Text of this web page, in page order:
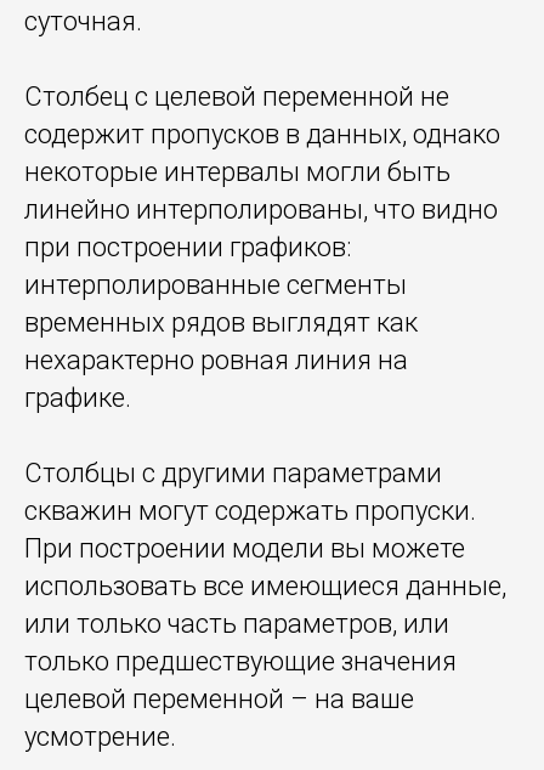
суточная.
Столбец с целевой переменной не
содержит пропусков в данных, однако
некоторые интервалы могли быть
линейно интерполированы, что видно
при построении графиков:
интерполированные сегменты
временных рядов выглядят как
нехарактерно ровная линия на
графике.
Столбцы с другими параметрами
скважин могут содержать пропуски.
При построении модели вы можете
использовать все имеющиеся данные,
или только часть параметров, или
только предшествующие значения
целевой переменной – на ваше
усмотрение.